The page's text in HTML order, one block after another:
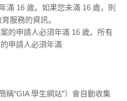
滿 16 歲。如果您未滿 16 歲，則
服務的資訊。
的申請人必須年滿 16 歲。所有
申請人必須年滿
稱“GIA 學生網站”）會自動收集